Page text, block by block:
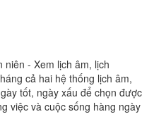
niên - Xem lịch âm, lịch
cả hai hệ thống lịch âm,
tốt, ngày xấu để chọn được
việc và cuộc sống hàng ngày